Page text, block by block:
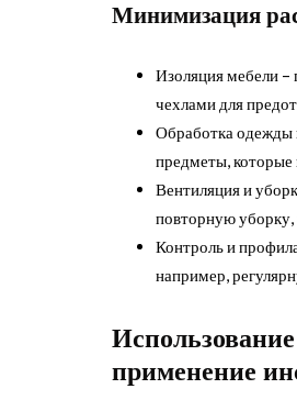
Минимизация
Изоляция мебели –
чехлами для
Обработка одежды
предметы, которые
Вентиляция и
повторную уборку,
Контроль и
например,
применение